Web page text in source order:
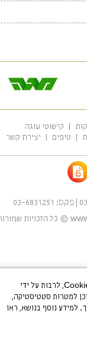
קישוטי עוגה
טיפים יצירת קשר
|פקס: 03-6831251
©
כל הזכויות שמורות
באתר זה נעשה שימוש בטכנולוגיות איסוף מידע כגון Cookies, לרבות על ידי
למטרות סטטיסטיקה,
נוסף בנושא, ראו